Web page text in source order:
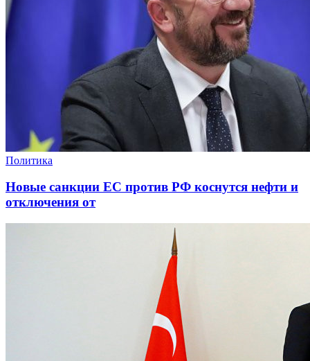
Политика
Новые санкции ЕС против РФ коснутся нефти и
отключения от